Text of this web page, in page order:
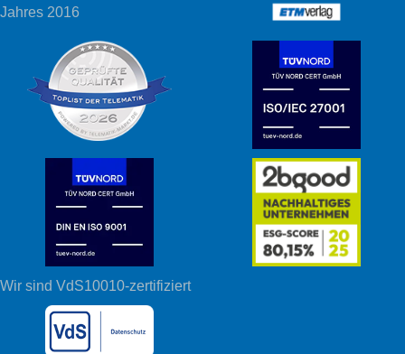
Jahres 2016
Wir sind VdS10010-zertifiziert